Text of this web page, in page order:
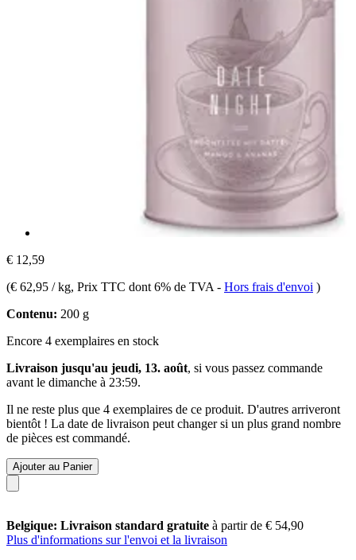
€ 12,59
(€ 62,95 / kg, Prix TTC dont 6% de TVA - Hors frais d'envoi )
Contenu: 200 g
Encore 4 exemplaires en stock
Livraison jusqu'au jeudi, 13. août, si vous passez commande
avant le dimanche à 23:59.
Il ne reste plus que 4 exemplaires de ce produit. D'autres arriveront
bientôt ! La date de livraison peut changer si un plus grand nombre
de pièces est commandé.
Ajouter au Panier
Belgique: Livraison standard gratuite à partir de € 54,90
Plus d'informations sur l'envoi et la livraison